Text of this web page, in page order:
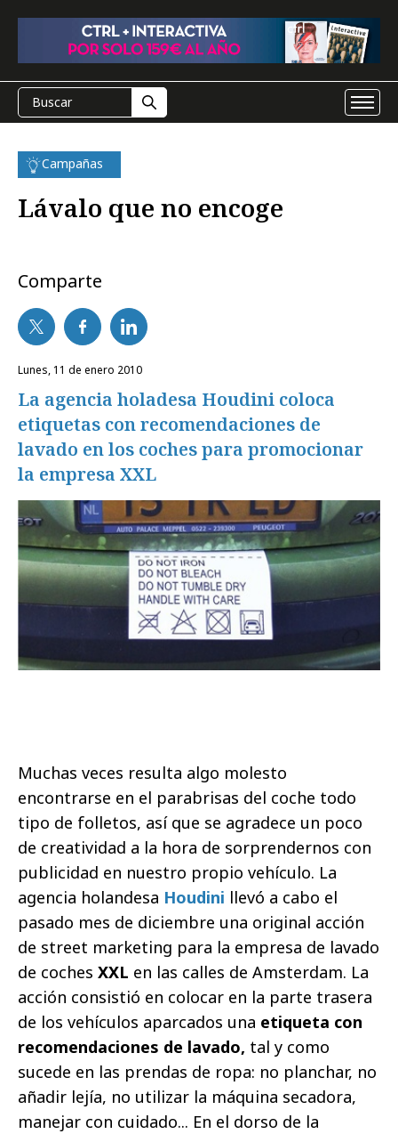
Campañas
Lávalo que no encoge
Comparte
lunes, 11 de enero 2010
La agencia holadesa Houdini coloca
etiquetas con recomendaciones de
lavado en los coches para promocionar
la empresa XXL
Muchas veces resulta algo molesto
encontrarse en el parabrisas del coche todo
tipo de folletos, así que se agradece un poco
de creatividad a la hora de sorprendernos con
publicidad en nuestro propio vehículo. La
agencia holandesa Houdini llevó a cabo el
pasado mes de diciembre una original acción
de street marketing para la empresa de lavado
de coches XXL en las calles de Amsterdam. La
acción consistió en colocar en la parte trasera
de los vehículos aparcados una etiqueta con
recomendaciones de lavado, tal y como
sucede en las prendas de ropa: no planchar, no
añadir lejía, no utilizar la máquina secadora,
manejar con cuidado... En el dorso de la